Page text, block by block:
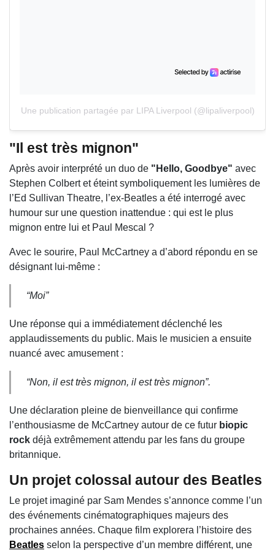
Une publication partagée par LIPA Liverpool (@lipaliverpool)
"Il est très mignon"
Après avoir interprété un duo de "Hello, Goodbye" avec
Stephen Colbertet éteint symboliquement les lumières de
l’Ed Sullivan Theatre, l’ex-Beatles a été interrogé avec
humour sur une question inattendue : qui est le plus
mignon entre lui et Paul Mescal ?
Avec le sourire, Paul McCartney a d’abord répondu en se
désignant lui-même :
“Moi”
Une réponse qui a immédiatement déclenché les
applaudissements du public. Mais le musicien a ensuite
nuancé avec amusement :
“Non, il est très mignon, il est très mignon”.
Une déclaration pleine de bienveillance qui confirme
l’enthousiasme de McCartney autour de ce futur biopic
rock déjà extrêmement attendu par les fans du groupe
britannique.
Un projet colossal autour des Beatles
Le projet imaginé par Sam Mendes s’annonce comme l’un
des événements cinématographiques majeurs des
prochaines années. Chaque film explorera l’histoire des
Beatles selon la perspective d’un membre différent, une